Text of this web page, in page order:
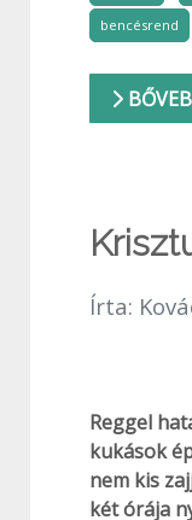
bencésrend
Írta:
Reggel
kukások
nem kis
két órája